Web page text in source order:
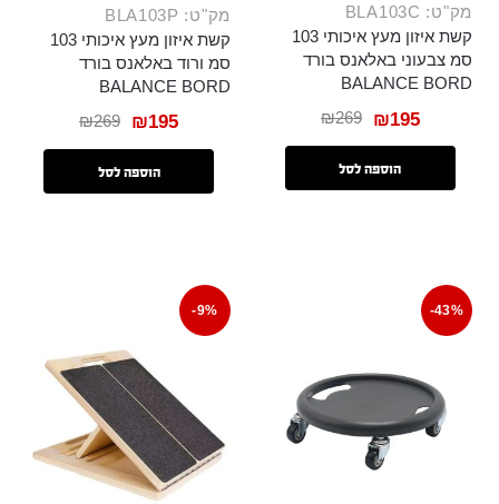
מק"ט: BLA103C
קשת איזון מעץ איכותי 103
סמ צבעוני באלאנס בורד
BALANCE BORD
₪269 ₪195
הוספה לסל
מק"ט: BLA103P
קשת איזון מעץ איכותי 103
סמ ורוד באלאנס בורד
BALANCE BORD
₪269 ₪195
הוספה לסל
-43%
-9%